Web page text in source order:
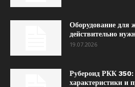
Оборудование для
действительно
19.07.2026
Рубероид РКК 350:
характеристики и